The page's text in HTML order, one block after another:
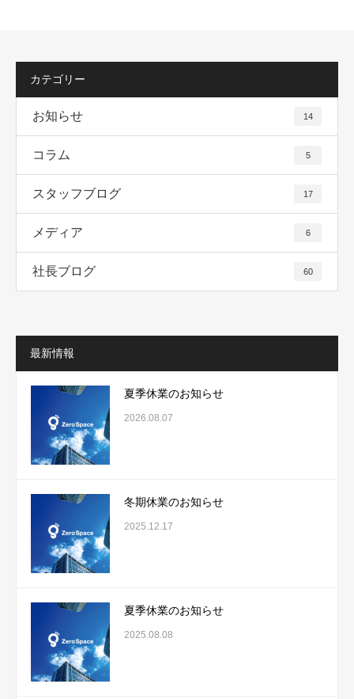
カテゴリー
お知らせ 14
コラム 5
スタッフブログ 17
メディア 6
社長ブログ 60
最新情報
夏季休業のお知らせ
2026.08.07
冬期休業のお知らせ
2025.12.17
夏季休業のお知らせ
2025.08.08